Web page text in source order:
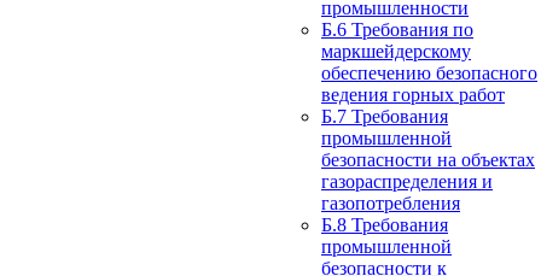
промышленности
Б.6 Требования по
маркшейдерскому
обеспечению безопасного
ведения горных работ
Б.7 Требования
промышленной
безопасности на объектах
газораспределения и
газопотребления
Б.8 Требования
промышленной
безопасности к